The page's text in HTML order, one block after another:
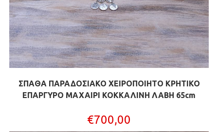
ΣΠΑΘΑ ΠΑΡΑΔΟΣΙΑΚΟ ΧΕΙΡΟΠΟΙΗΤΟ ΚΡΗΤΙΚΟ
ΕΠΑΡΓΥΡΟ ΜΑΧΑΙΡΙ ΚΟΚΚΑΛΙΝΗ ΛΑΒΗ 65cm
€700,00